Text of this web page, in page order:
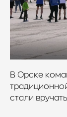
В Орске
стали